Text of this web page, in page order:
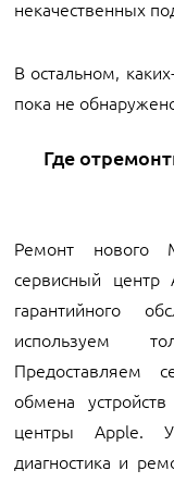
некачественных
В остальном,
пока не
Где
Ремонт нового
сервисный
гарантийного
используем
Предоставляем
обмена
центры Apple. У
диагностика и